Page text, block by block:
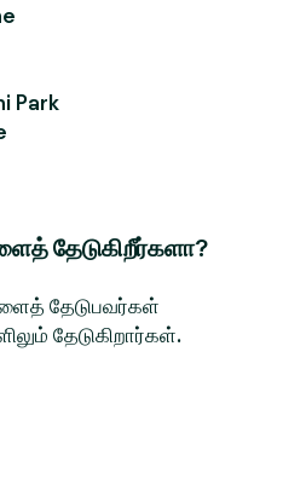
Park
தேடுகிறீர்களா?
தேடுபவர்கள்
தேடுகிறார்கள்.